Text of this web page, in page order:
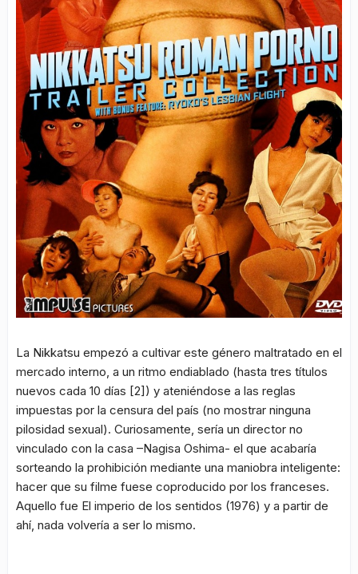
La Nikkatsu empezó a cultivar este género maltratado en el
mercado interno, a un ritmo endiablado (hasta tres títulos
nuevos cada 10 días [2]) y ateniéndose a las reglas
impuestas por la censura del país (no mostrar ninguna
pilosidad sexual). Curiosamente, sería un director no
vinculado con la casa –Nagisa Oshima- el que acabaría
sorteando la prohibición mediante una maniobra inteligente:
hacer que su filme fuese coproducido por los franceses.
Aquello fue El imperio de los sentidos (1976) y a partir de
ahí, nada volvería a ser lo mismo.